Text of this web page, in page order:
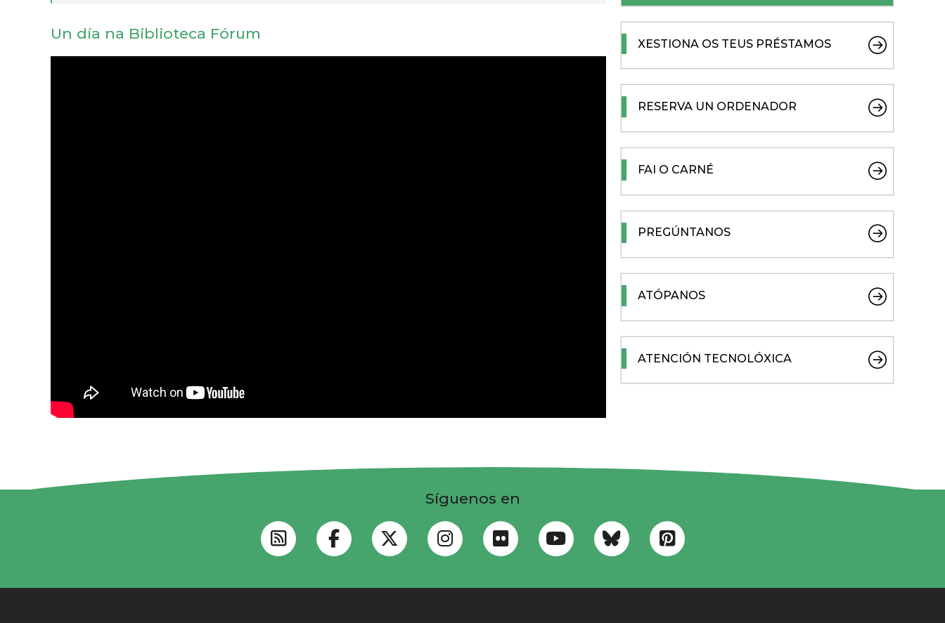
Un día na Biblioteca Fórum
XESTIONA OS TEUS PRÉSTAMOS
RESERVA UN ORDENADOR
FAI O CARNÉ
PREGÚNTANOS
ATÓPANOS
ATENCIÓN TECNOLÓXICA
Síguenos en